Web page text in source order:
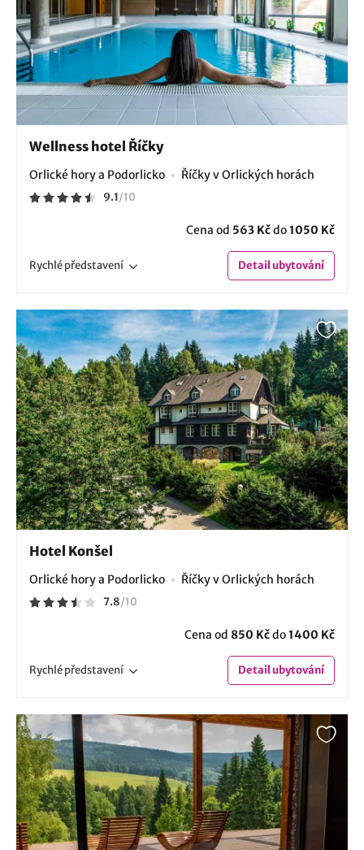
Wellness hotel Říčky
Orlické hory a Podorlicko Říčky v Orlických horách
9.1/10
Cena od 563 Kčdo1050 Kč
Rychlépředstavení Detailubytování
Hotel Konšel
Orlické hory a Podorlicko Říčky v Orlických horách
7.8/10
Cena od 850 Kčdo1400 Kč
Rychlépředstavení Detailubytování